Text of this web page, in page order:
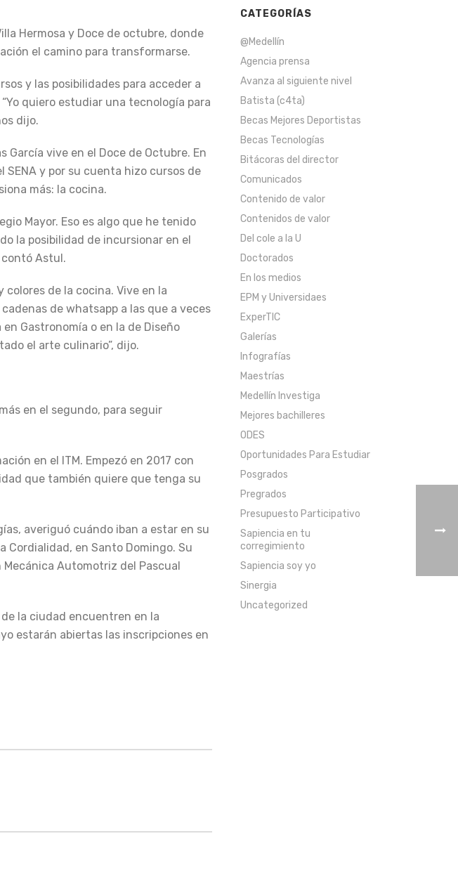
Hermosa y Doce de octubre, donde
el camino para transformarse.
y las posibilidades para acceder a
quiero estudiar una tecnología para
dijo.
García vive en el Doce de Octubre. En
y por su cuenta hizo cursos de
más: la cocina.
Mayor. Eso es algo que he tenido
la posibilidad de incursionar en el
contó Astul.
colores de la cocina. Vive en la
de whatsapp a las que a veces
Gastronomía o en la de Diseño
el arte culinario”, dijo.
en el segundo, para seguir
en el ITM. Empezó en 2017 con
que también quiere que tenga su
averiguó cuándo iban a estar en su
Cordialidad, en Santo Domingo. Su
Automotriz del Pascual
la ciudad encuentren en la
estarán abiertas las inscripciones en
CATEGORÍAS
@Medellín
Agencia prensa
Avanza al siguiente nivel
Batista (c4ta)
Becas Mejores Deportistas
Becas Tecnologías
Bitácoras del director
Comunicados
Contenido de valor
Contenidos de valor
Del cole a la U
Doctorados
En los medios
EPM y Universidaes
ExperTIC
Galerías
Infografías
Maestrías
Medellín Investiga
Mejores bachilleres
ODES
Oportunidades Para Estudiar
Posgrados
Pregrados
Presupuesto Participativo
Sapiencia en tu
corregimiento
Sapiencia soy yo
Sinergia
Uncategorized